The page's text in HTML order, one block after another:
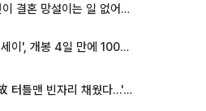
李대통령 “청년이 결혼 망설이는 일 없어야...제도상 불이익 조사”
놀란 감독 '오디세이', 개봉 4일 만에 100만 돌파⋯'왕사남' 보다 빠르다
'불명' 문세윤, 故 터틀맨 빈자리 채웠다…'거북이' 눈물의 최종 우승